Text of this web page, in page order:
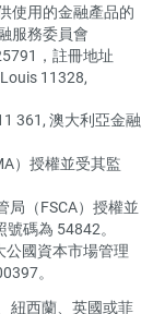
使用的金融產品的
服務委員會
，註冊地址
11328,
361, 澳大利亞金融
）授權並受其監
局（FSCA）授權並
碼為 54842。
公國資本市場管理
。
紐西蘭、英國或菲